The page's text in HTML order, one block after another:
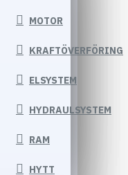
MOTOR
KRAFTÖVERFÖRING
ELSYSTEM
HYDRAULSYSTEM
RAM
HYTT